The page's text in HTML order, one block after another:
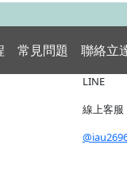
常見問題 聯絡立
LINE
線上客服